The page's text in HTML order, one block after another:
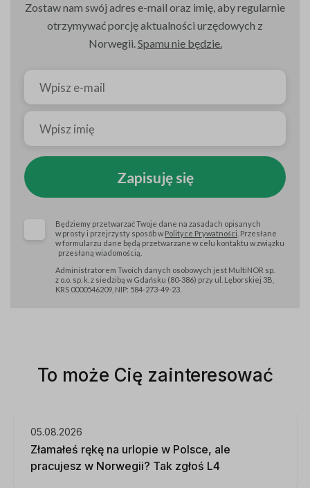
Zostaw nam swój adres e-mail oraz imię, aby regularnie
otrzymywać porcję aktualności urzędowych z
Norwegii.Spamu nie będzie.
Zapisuję się
Będziemy przetwarzać Twoje dane na zasadach opisanych
w prosty i przejrzysty sposób wPolityce Prywatności . Przesłane
w formularzu dane będą przetwarzane w celu kontaktu w związku
przesłaną wiadomością.
Administratorem Twoich danych osobowych jest MultiNOR sp.
z o.o. sp. k. z siedzibą w Gdańsku (80-386) przy ul. Lęborskiej 3B,
KRS 0000546209, NIP: 584-273-49-23.
To może Cię zainteresować
05.08.2026
Złamałeś rękę na urlopie w Polsce, ale
pracujesz w Norwegii? Tak zgłoś L4